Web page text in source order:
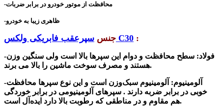
-محافظت از موتور خودرو در برابر ضربات
جنس سپرعقب فابریکی ولکس C30 :
-فولاد: سطح محافظت و دوام این سپرها بالا است ولی سنگین وزن
هستند و مصرف سوخت ماشین را بالا می برند.
-آلومینیوم: آلومینیوم سبک‌وزن است و این نوع سپرها محافظت
خوبی در برابر ضربه دارند . سپرهای آلومینیومی در برابر خوردگی
هم مقاوم و در مناطقی که رطوبت بالا دارد ایده‌آل است.